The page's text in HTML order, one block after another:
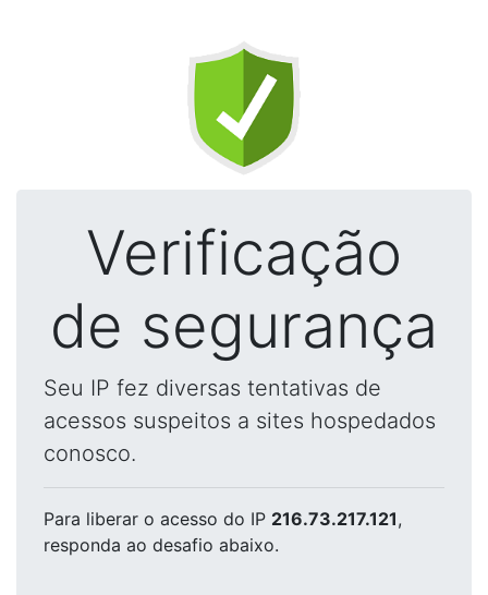
Verificação
de segurança
Seu IP fez diversas tentativas de
acessos suspeitos a sites hospedados
conosco.
Para liberar o acesso do IP 216.73.217.121,
responda ao desafio abaixo.